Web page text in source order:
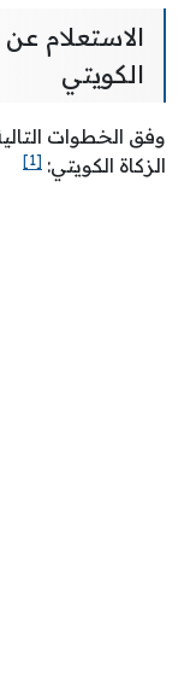
الاستعلام
الكويتي
وفق الخطوات
الزكاة الكويتي: [1]